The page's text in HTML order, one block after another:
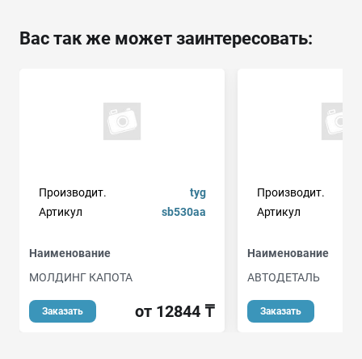
Вас так же может заинтересовать:
Производит.
tyg
Артикул
sb530aa
Наименование
МОЛДИНГ КАПОТА
Заказать от 12844 ₸
Производит.
Артикул
Наименование
АВТОДЕТАЛЬ
Заказать